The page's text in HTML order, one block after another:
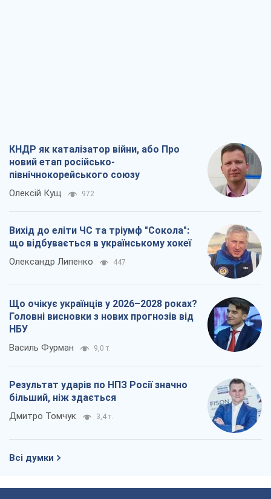
КНДР як каталізатор війни, або Про
новий етап російсько-
північнокорейського союзу
Олексій Кущ 972
Вихід до еліти ЧС та тріумф "Сокола":
що відбувається в українському хокеї
Олександр Липенко 447
Що очікує українців у 2026–2028 роках?
Головні висновки з нових прогнозів від
НБУ
Василь Фурман 9,0 т.
Результат ударів по НПЗ Росії значно
більший, ніж здається
Дмитро Томчук 3,4 т.
Всі думки